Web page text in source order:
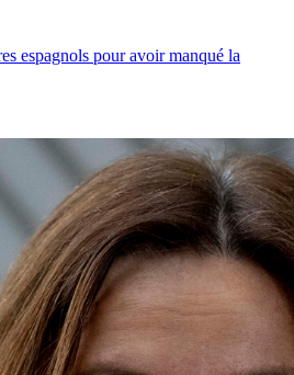
espagnols pour avoir manqué la